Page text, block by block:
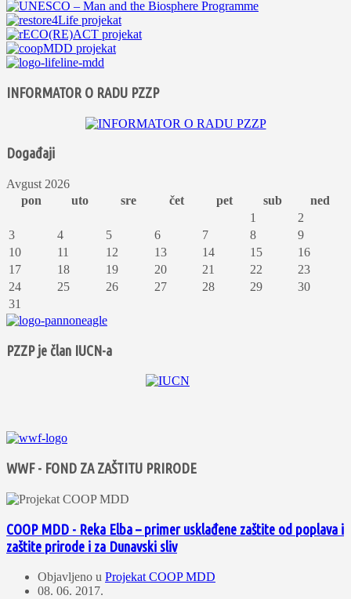
INFORMATOR O RADU PZZP
Događaji
Avgust 2026
pon
uto sre čet pet sub
ned
1
2
3
4 5 6 7 8
9
10
11 12 13 14 15
16
17
18 19 20 21 22
23
24
25 26 27 28 29
30
31
PZZP je član IUCN-a
WWF - FOND ZA ZAŠTITU PRIRODE
COOP MDD - Reka Elba – primer usklađene zaštite od poplava i
zaštite prirode i za Dunavski sliv
Objavljeno u Projekat COOP MDD
08. 06. 2017.